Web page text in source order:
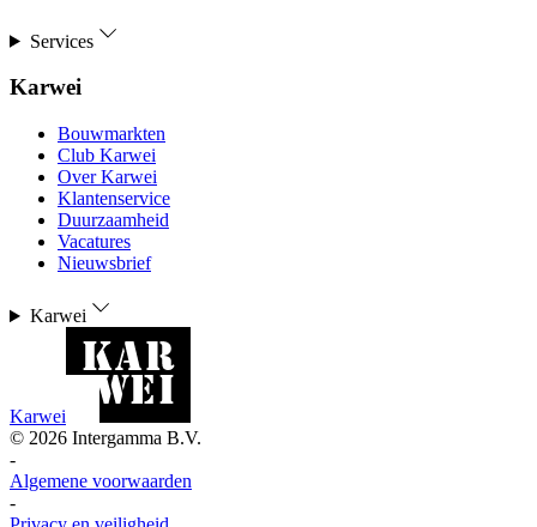
Services
Karwei
Bouwmarkten
Club Karwei
Over Karwei
Klantenservice
Duurzaamheid
Vacatures
Nieuwsbrief
Karwei
Karwei
© 2026 Intergamma B.V.
-
Algemene voorwaarden
-